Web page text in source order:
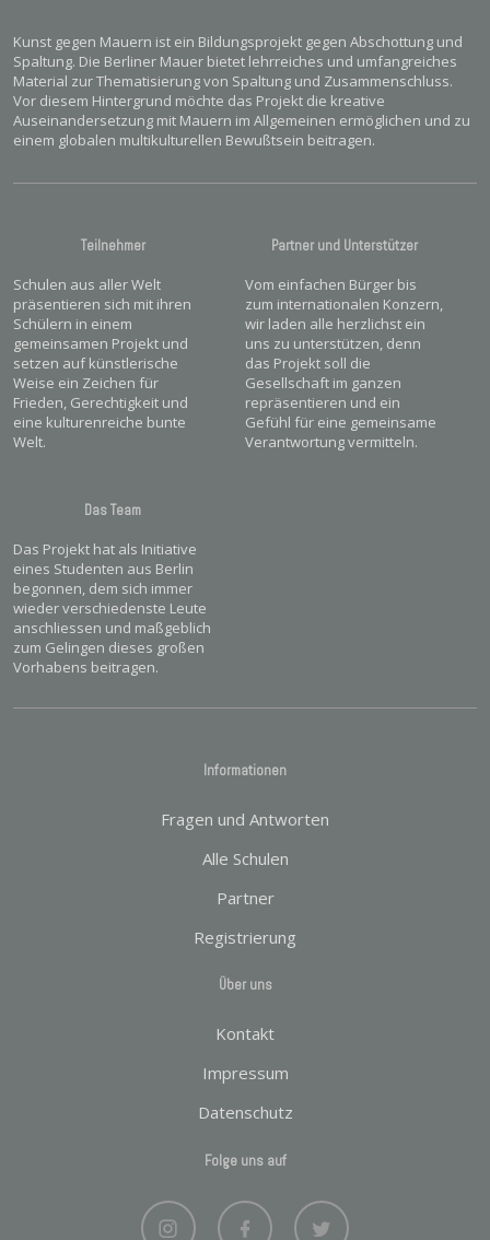
Kunst gegen Mauern ist ein Bildungsprojekt gegen Abschottung und
Spaltung. Die Berliner Mauer bietet lehrreiches und umfangreiches
Material zur Thematisierung von Spaltung und Zusammenschluss.
Vor diesem Hintergrund möchte das Projekt die kreative
Auseinandersetzung mit Mauern im Allgemeinen ermöglichen und zu
einem globalen multikulturellen Bewußtsein beitragen.
Teilnehmer
Schulen aus aller Welt
präsentieren sich mit ihren
Schülern in einem
gemeinsamen Projekt und
setzen auf künstlerische
Weise ein Zeichen für
Frieden, Gerechtigkeit und
eine kulturenreiche bunte
Welt.
Partner und Unterstützer
Vom einfachen Bürger bis
zum internationalen Konzern,
wir laden alle herzlichst ein
uns zu unterstützen, denn
das Projekt soll die
Gesellschaft im ganzen
repräsentieren und ein
Gefühl für eine gemeinsame
Verantwortung vermitteln.
Das Team
Das Projekt hat als Initiative
eines Studenten aus Berlin
begonnen, dem sich immer
wieder verschiedenste Leute
anschliessen und maßgeblich
zum Gelingen dieses großen
Vorhabens beitragen.
Informationen
Fragen und Antworten
Alle Schulen
Partner
Registrierung
Über uns
Kontakt
Impressum
Datenschutz
Folge uns auf